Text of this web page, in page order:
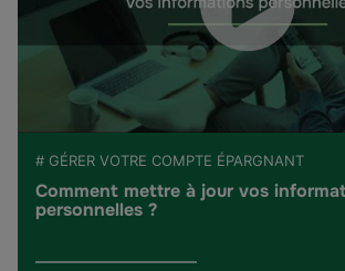
# GÉRER VOTRE COMPTE ÉPARGNANT
Comment mettre à jour vos
personnelles ?